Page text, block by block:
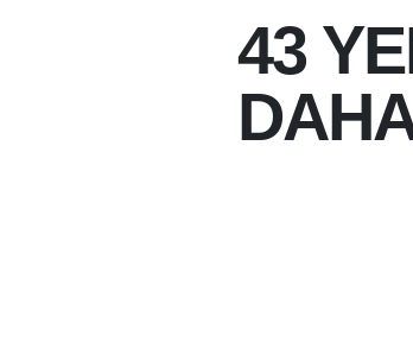
43